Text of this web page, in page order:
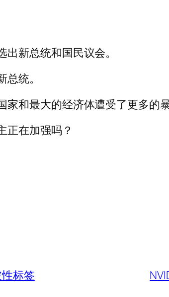
新总统和国民议会。
统。
和最大的经济体遭受了更多的暴
正在加强吗？
标签